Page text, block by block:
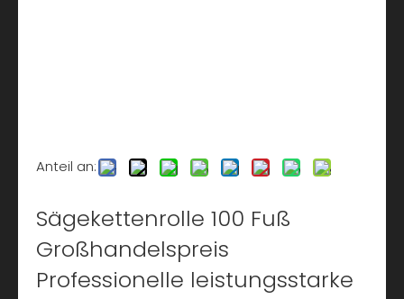
Anteil an:
Sägekettenrolle 100 Fuß
Großhandelspreis
Professionelle leistungsstarke